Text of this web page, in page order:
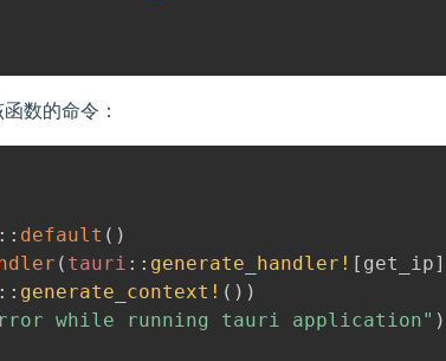
数的命令：
:: default ( )
( tauri :: generate_handler! [ get_ip]
:: generate_context! ( ) )
while running tauri application" )